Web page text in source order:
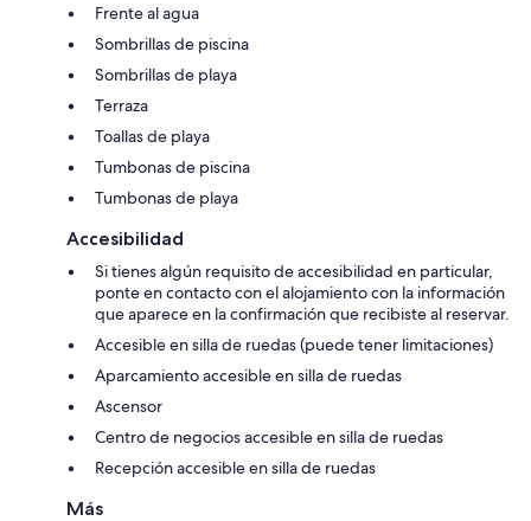
Frente al agua
Sombrillas de piscina
Sombrillas de playa
Terraza
Toallas de playa
Tumbonas de piscina
Tumbonas de playa
Accesibilidad
Si tienes algún requisito de accesibilidad en particular,
ponte en contacto con el alojamiento con la información
que aparece en la confirmación que recibiste al reservar.
Accesible en silla de ruedas (puede tener limitaciones)
Aparcamiento accesible en silla de ruedas
Ascensor
Centro de negocios accesible en silla de ruedas
Recepción accesible en silla de ruedas
Más